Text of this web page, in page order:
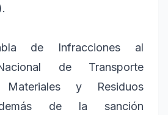
de Infracciones al
de Transporte
y Residuos
de la sanción